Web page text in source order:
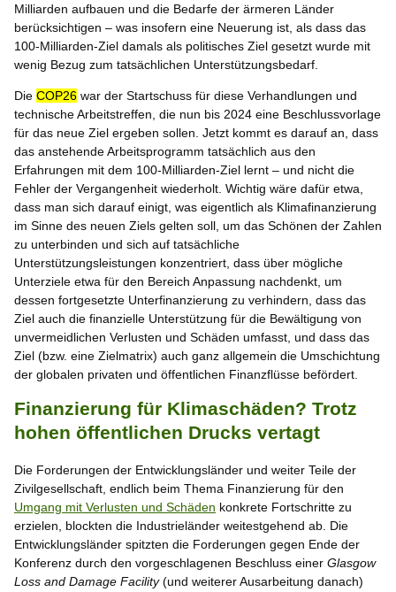
Milliarden aufbauen und die Bedarfe der ärmeren Länder
berücksichtigen – was insofern eine Neuerung ist, als dass das
100-Milliarden-Ziel damals als politisches Ziel gesetzt wurde mit
wenig Bezug zum tatsächlichen Unterstützungsbedarf.
Die COP26 war der Startschuss für diese Verhandlungen und
technische Arbeitstreffen, die nun bis 2024 eine Beschlussvorlage
für das neue Ziel ergeben sollen. Jetzt kommt es darauf an, dass
das anstehende Arbeitsprogramm tatsächlich aus den
Erfahrungen mit dem 100-Milliarden-Ziel lernt – und nicht die
Fehler der Vergangenheit wiederholt. Wichtig wäre dafür etwa,
dass man sich darauf einigt, was eigentlich als Klimafinanzierung
im Sinne des neuen Ziels gelten soll, um das Schönen der Zahlen
zu unterbinden und sich auf tatsächliche
Unterstützungsleistungen konzentriert, dass über mögliche
Unterziele etwa für den Bereich Anpassung nachdenkt, um
dessen fortgesetzte Unterfinanzierung zu verhindern, dass das
Ziel auch die finanzielle Unterstützung für die Bewältigung von
unvermeidlichen Verlusten und Schäden umfasst, und dass das
Ziel (bzw. eine Zielmatrix) auch ganz allgemein die Umschichtung
der globalen privaten und öffentlichen Finanzflüsse befördert.
Finanzierung für Klimaschäden? Trotz
hohen öffentlichen Drucks vertagt
Die Forderungen der Entwicklungsländer und weiter Teile der
Zivilgesellschaft, endlich beim Thema Finanzierung für den
Umgang mit Verlusten und Schäden konkrete Fortschritte zu
erzielen, blockten die Industrieländer weitestgehend ab. Die
Entwicklungsländer spitzten die Forderungen gegen Ende der
Konferenz durch den vorgeschlagenen Beschluss einer Glasgow
Loss and Damage Facility(und weiterer Ausarbeitung danach)